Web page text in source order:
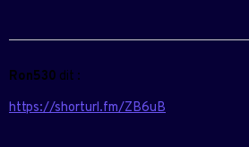
Ron530 dit :
https://shorturl.fm/ZB6uB